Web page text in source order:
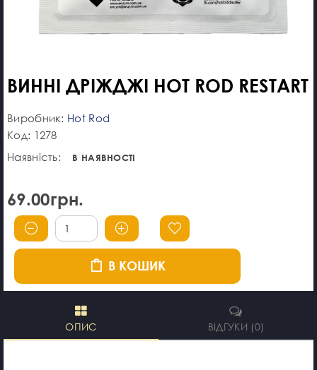
ВИННІ ДРІЖДЖІ HOT ROD RESTART
Виробник: Hot Rod
Код: 1278
Наявність:
В НАЯВНОСТІ
69.00грн.
В КОШИК
ОПИС ВІДГУКИ (0)